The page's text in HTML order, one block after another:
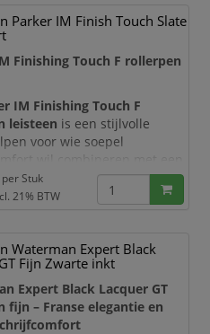
afwerking en warme
Daardoor is deze
geschikt voor professioneel
Parker IM Finish Touch Slate
Finishing Touch F rollerpen
IM Finishing Touch F
leisteen is een stijlvolle
voor wie soepel
wil combineren met een
professionele uitstraling.
uit de
Parker IM The
en warme metallic
Daarmee is deze pen zeer
zakelijk gebruik,
per Stuk
21% BTW
Waterman Expert Black
Fijn Zwarte inkt
Expert Black Lacquer GT
fijn – Franse elegantie en